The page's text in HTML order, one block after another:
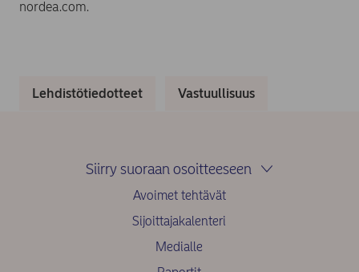
nordea.com.
Lehdistötiedotteet Vastuullisuus
Siirry suoraan osoitteeseen
Avoimet tehtävät
Sijoittajakalenteri
Medialle